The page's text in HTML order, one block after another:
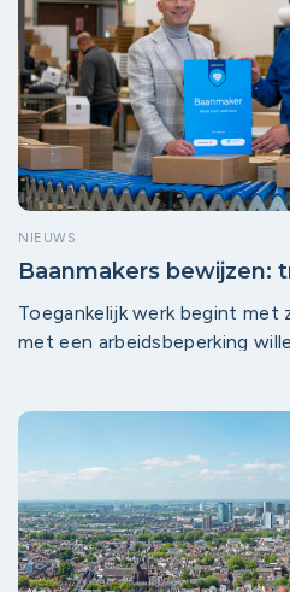
NIEUWS
Baanmakers bewijzen:
Toegankelijk werk begint met
met een arbeidsbeperking
überhaupt geschikt is. Precies
Baanmakers-module het